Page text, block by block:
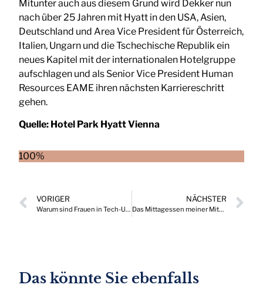
Mitunter auch aus diesem Grund wird Dekker nun
nach über 25 Jahren mit Hyatt in den USA, Asien,
Deutschland und Area Vice President für Österreich,
Italien, Ungarn und die Tschechische Republik ein
neues Kapitel mit der internationalen Hotelgruppe
aufschlagen und als Senior Vice President Human
Resources EAME ihren nächsten Karriereschritt
gehen.
Quelle: Hotel Park Hyatt Vienna
100%
VORIGER
Warum sind Frauen in Tech-Unternehmen stark unterrepräsentiert?
NÄCHSTER
Das Mittagessen meiner Mitarbeiter:innen? Zahle ich!
Das könnte Sie ebenfalls